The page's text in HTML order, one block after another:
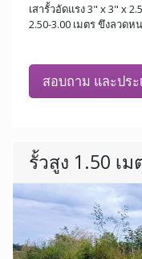
เสารั้วอัดแรง 3" x 3" x
2.50-3.00 เมตร ขึงลวด
สอบถาม และปร
รั้วสูง 1.50 เ